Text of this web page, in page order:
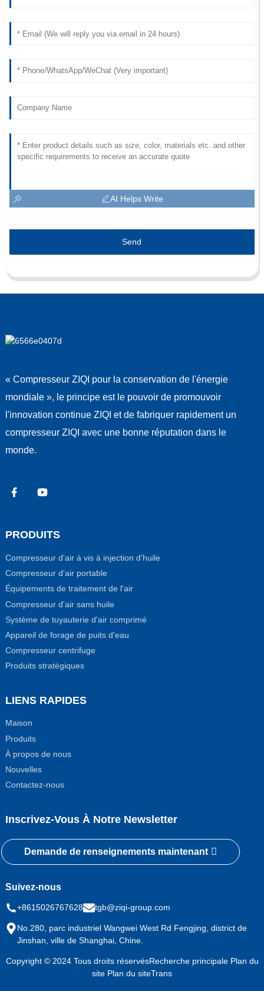
AI Helps Write
Send
« Compresseur ZIQI pour la conservation de l'énergie
mondiale », le principe est le pouvoir de promouvoir
l'innovation continue ZIQI et de fabriquer rapidement un
compresseur ZIQI avec une bonne réputation dans le
monde.
PRODUITS
Compresseur d'air à vis à injection d'huile
Compresseur d'air portable
Équipements de traitement de l'air
Compresseur d'air sans huile
Système de tuyauterie d'air comprimé
Appareil de forage de puits d'eau
Compresseur centrifuge
Produits stratégiques
LIENS RAPIDES
Maison
Produits
À propos de nous
Nouvelles
Contactez-nous
Inscrivez-Vous À Notre Newsletter
Demande de renseignements maintenant
Suivez-nous
+8615026767628 tgb@ziqi-group.com
No.280, parc industriel Wangwei West Rd Fengjing, district de
Jinshan, ville de Shanghai, Chine.
Copyright © 2024 Tous droits réservésRecherche principale Plan du
site Plan du siteTrans